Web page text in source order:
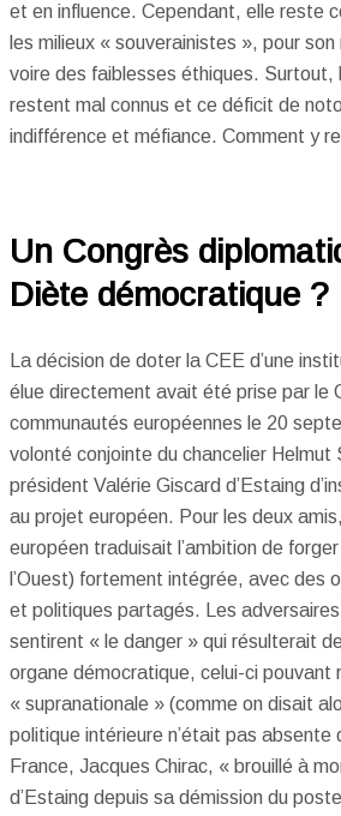
et en influence. Cependant, elle reste
les milieux « souverainistes », pour
voire des faiblesses éthiques. Surtout,
restent mal connus et ce déficit de
indifférence et méfiance. Comment y
Un Congrès
Diète démocratique ?
La décision de doter la CEE d’une
élue directement avait été prise par le
communautés européennes le 20
volonté conjointe du chancelier Helmut
président Valérie Giscard d’Estaing
au projet européen. Pour les deux
européen traduisait l’ambition de
l’Ouest) fortement intégrée, avec des
et politiques partagés. Les
sentirent « le danger » qui résulterait de
organe démocratique, celui-ci pouvant
« supranationale » (comme on disait
politique intérieure n’était pas absente
France, Jacques Chirac, « brouillé à
d’Estaing depuis sa démission du